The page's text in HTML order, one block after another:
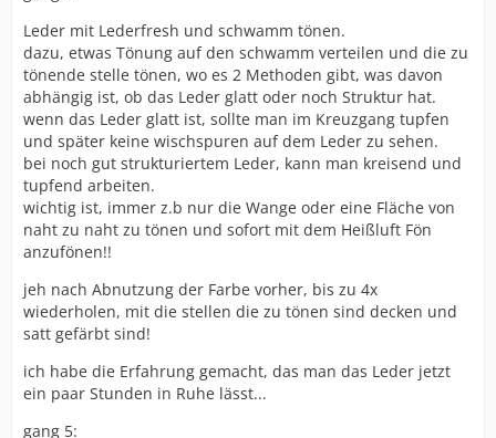
Leder mit Lederfresh und schwamm tönen.
dazu, etwas Tönung auf den schwamm verteilen und die zu
tönende stelle tönen, wo es 2 Methoden gibt, was davon
abhängig ist, ob das Leder glatt oder noch Struktur hat.
wenn das Leder glatt ist, sollte man im Kreuzgang tupfen
und später keine wischspuren auf dem Leder zu sehen.
bei noch gut strukturiertem Leder, kann man kreisend und
tupfend arbeiten.
wichtig ist, immer z.b nur die Wange oder eine Fläche von
naht zu naht zu tönen und sofort mit dem Heißluft Fön
anzufönen!!
jeh nach Abnutzung der Farbe vorher, bis zu 4x
wiederholen, mit die stellen die zu tönen sind decken und
satt gefärbt sind!
ich habe die Erfahrung gemacht, das man das Leder jetzt
ein paar Stunden in Ruhe lässt...
gang 5: